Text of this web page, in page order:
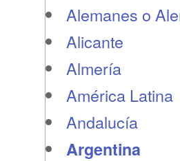
Alemanes o
Alicante
Almería
América Latina
Andalucía
Argentina